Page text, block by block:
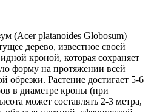
(Acer platanoides Globosum) –
дерево, известное своей
кроной, которая сохраняет
форму на протяжении всей
обрезки. Растение достигает 5-6
в диаметре кроны (при
может составлять 2-3 метра,